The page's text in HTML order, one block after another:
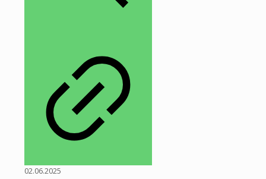
02.06.2025